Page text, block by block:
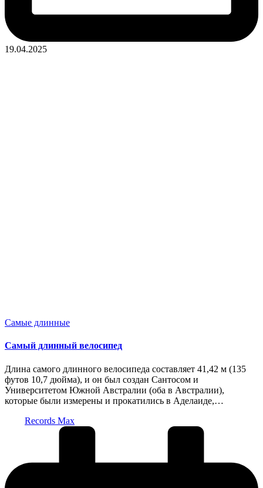
19.04.2025
Опубликовано
Самые длинные
Самый длинный велосипед
Длина самого длинного велосипеда составляет 41,42 м (135
футов 10,7 дюйма), и он был создан Сантосом и
Университетом Южной Австралии (оба в Австралии),
которые были измерены и прокатились в Аделаиде,…
Records Max